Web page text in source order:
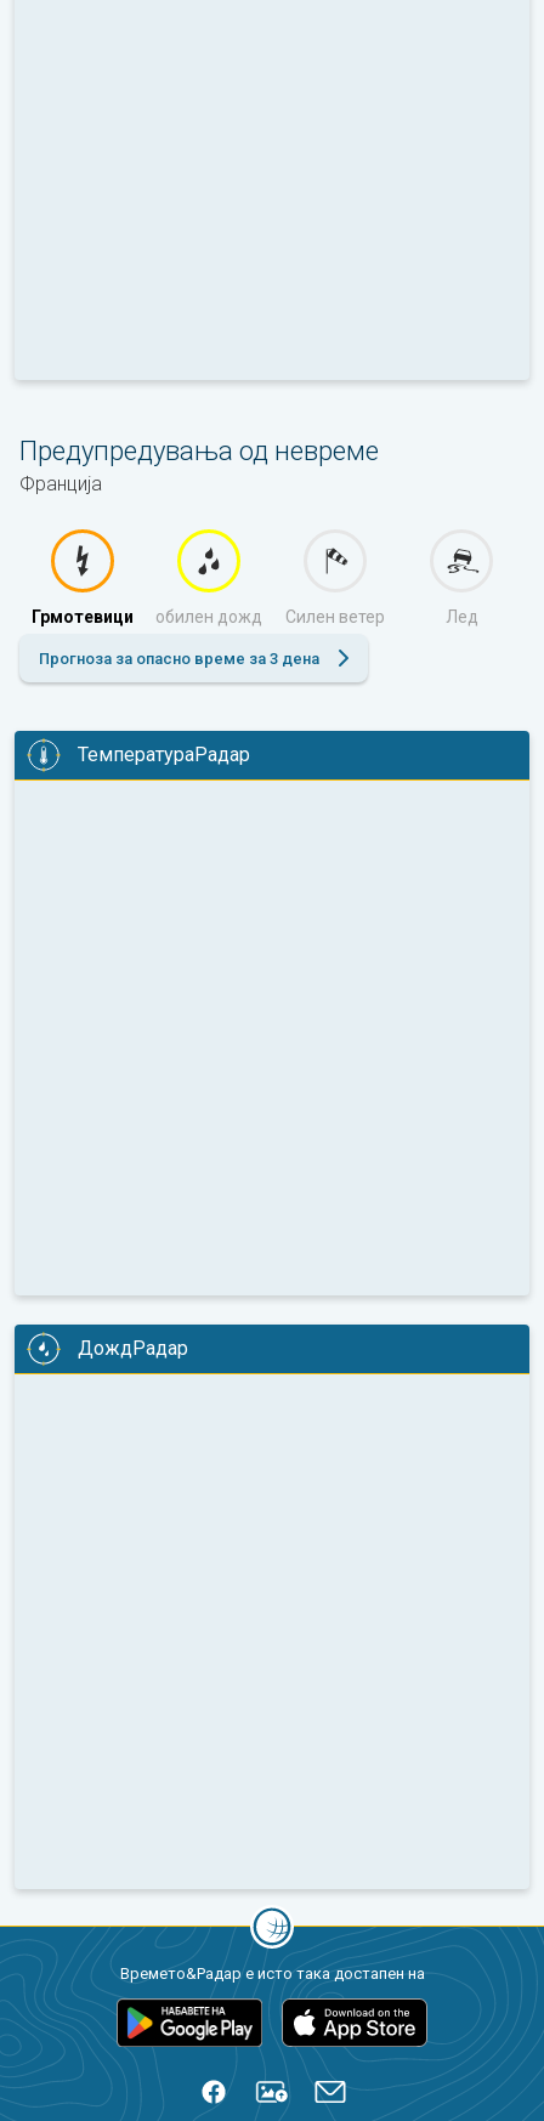
Предупредувања од невреме
Франција
Грмотевици обилен дожд Силен ветер Лед
Прогноза за опасно време за 3 дена
ТемператураРадар
ДождРадар
Времето&Радар е исто така достапен на